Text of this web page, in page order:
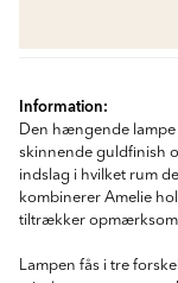
Information:
Den hængende lampe
skinnende guldfinish
indslag i hvilket rum
kombinerer Amelie
tiltrækker
Lampen fås i tre